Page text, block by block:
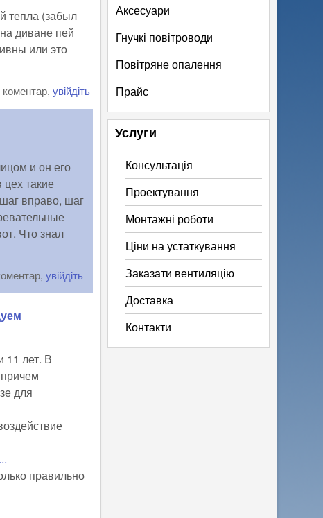
тепла (забыл
диване пей
или это
увійдіть
и он его
такие
вправо, шаг
Что знал
увійдіть
11 лет. В
для
правильно
Аксесуари
Гнучкі повітроводи
Повітряне опалення
Прайс
Услуги
Консультація
Проектування
Монтажні роботи
Ціни на устаткування
Заказати вентиляцію
Доставка
Контакти